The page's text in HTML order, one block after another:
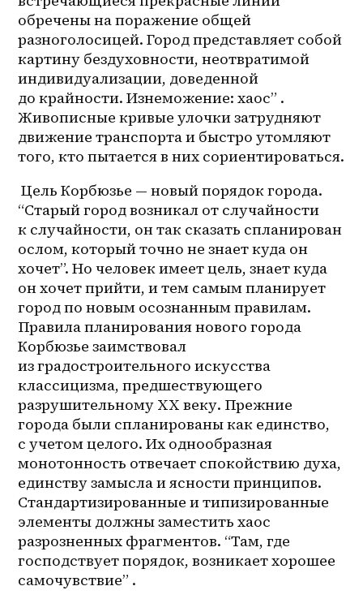
обречены на поражение общей
разноголосицей. Город представляет собой
картину бездуховности, неотвратимой
индивидуализации, доведенной
до крайности. Изнеможение: хаос” .
Живописные кривые улочки затрудняют
движение транспорта и быстро утомляют
того, кто пытается в них сориентироваться.
Цель Корбюзье — новый порядок города.
“Старый город возникал от случайности
к случайности, он так сказать спланирован
ослом, который точно не знает куда он
хочет”. Но человек имеет цель, знает куда
он хочет прийти, и тем самым планирует
город по новым осознанным правилам.
Правила планирования нового города
Корбюзье заимствовал
из градостроительного искусства
классицизма, предшествующего
разрушительному XX веку. Прежние
города были спланированы как единство,
с учетом целого. Их однообразная
монотонность отвечает спокойствию духа,
единству замысла и ясности принципов.
Стандартизированные и типизированные
элементы должны заместить хаос
разрозненных фрагментов. “Там, где
господствует порядок, возникает хорошее
самочувствие” .